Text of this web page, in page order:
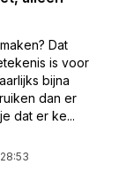
Dat
is voor
bijna
dan er
dat er ke...
28:53